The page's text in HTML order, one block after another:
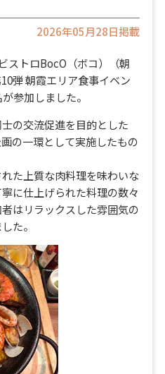
2026年05月28日掲載
ストロBocO（ボコ）（朝
弾 朝霞エリア食事イベン
参加しました。
の交流促進を目的とした
の一環として実施したもの
た上質な肉料理を味わいな
に仕上げられた料理の数々
はリラックスした雰囲気の
た。